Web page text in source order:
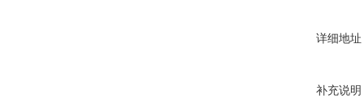
详细地址
补充说明